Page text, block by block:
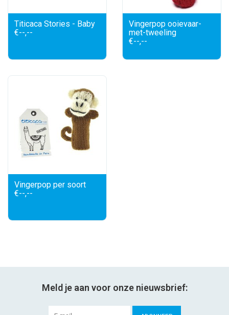
Titicaca Stories - Baby
€--,--
Vingerpop ooievaar-
met-tweeling
€--,--
Vingerpop per soort
€--,--
Meld je aan voor onze nieuwsbrief: